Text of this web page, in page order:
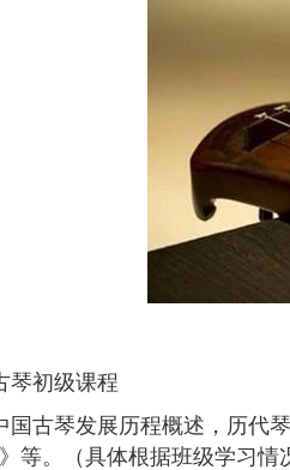
琴初级课程
国古琴发展历程概述，历代
等。（具体根据班级学习情